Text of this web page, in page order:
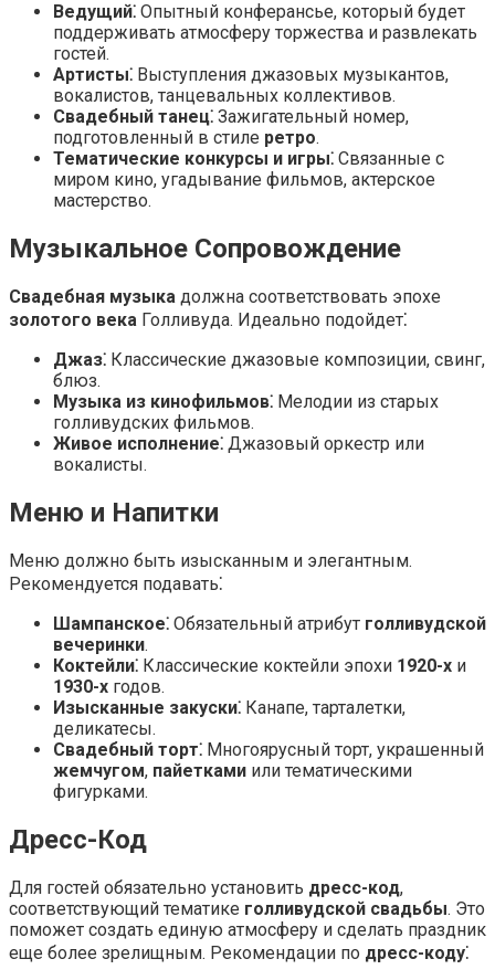
Ведущий⁚ Опытный конферансье, который будет
поддерживать атмосферу торжества и развлекать
гостей.
Артисты⁚ Выступления джазовых музыкантов,
вокалистов, танцевальных коллективов.
Свадебный танец⁚ Зажигательный номер,
подготовленный в стиле ретро.
Тематические конкурсы и игры⁚ Связанные с
миром кино, угадывание фильмов, актерское
мастерство.
Музыкальное Сопровождение
Свадебная музыка должна соответствовать эпохе
золотого века Голливуда. Идеально подойдет⁚
Джаз⁚ Классические джазовые композиции, свинг,
блюз.
Музыка из кинофильмов⁚ Мелодии из старых
голливудских фильмов.
Живое исполнение⁚ Джазовый оркестр или
вокалисты.
Меню и Напитки
Меню должно быть изысканным и элегантным.
Рекомендуется подавать⁚
Шампанское⁚ Обязательный атрибут голливудской
вечеринки.
Коктейли⁚ Классические коктейли эпохи 1920-х и
1930-х годов.
Изысканные закуски⁚ Канапе, тарталетки,
деликатесы.
Свадебный торт⁚ Многоярусный торт, украшенный
жемчугом, пайетками или тематическими
фигурками.
Дресс-Код
Для гостей обязательно установить дресс-код,
соответствующий тематике голливудской свадьбы. Это
поможет создать единую атмосферу и сделать праздник
еще более зрелищным. Рекомендации по дресс-коду⁚